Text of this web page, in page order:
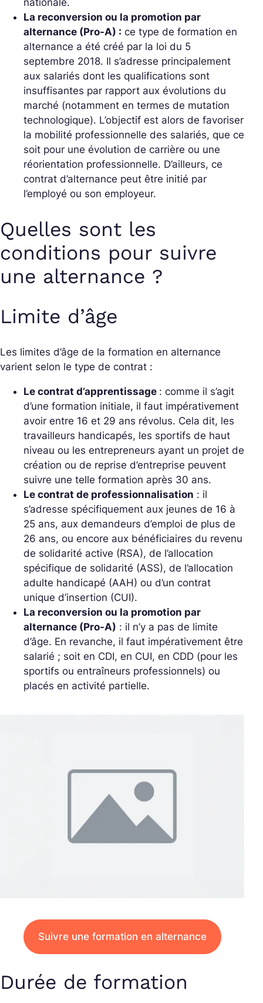
nationale.
La reconversion ou la promotion par
alternance (Pro-A) : ce type de formation en
alternance a été créé par la loi du 5
septembre 2018. Il s’adresse principalement
aux salariés dont les qualifications sont
insuffisantes par rapport aux évolutions du
marché (notamment en termes de mutation
technologique). L’objectif est alors de favoriser
la mobilité professionnelle des salariés, que ce
soit pour une évolution de carrière ou une
réorientation professionnelle. D’ailleurs, ce
contrat d’alternance peut être initié par
l’employé ou son employeur.
Quelles sont les
conditions pour suivre
une alternance ?
Limite d’âge
Les limites d’âge de la formation en alternance
varient selon le type de contrat :
Le contrat d’apprentissage : comme il s’agit
d’une formation initiale, il faut impérativement
avoir entre 16 et 29 ans révolus. Cela dit, les
travailleurs handicapés, les sportifs de haut
niveau ou les entrepreneurs ayant un projet de
création ou de reprise d’entreprise peuvent
suivre une telle formation après 30 ans.
Le contrat de professionnalisation : il
s’adresse spécifiquement aux jeunes de 16 à
25 ans, aux demandeurs d’emploi de plus de
26 ans, ou encore aux bénéficiaires du revenu
de solidarité active (RSA), de l’allocation
spécifique de solidarité (ASS), de l’allocation
adulte handicapé (AAH) ou d’un contrat
unique d’insertion (CUI).
La reconversion ou la promotion par
alternance (Pro-A) : il n’y a pas de limite
d’âge. En revanche, il faut impérativement être
salarié ; soit en CDI, en CUI, en CDD (pour les
sportifs ou entraîneurs professionnels) ou
placés en activité partielle.
Suivre une formation en alternance
Durée de formation